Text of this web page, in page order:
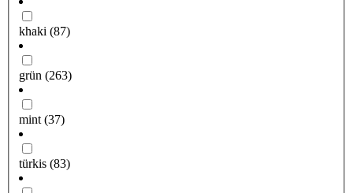
khaki (87)
grün (263)
mint (37)
türkis (83)